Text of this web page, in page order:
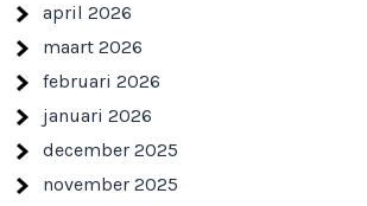
april 2026
maart 2026
februari 2026
januari 2026
december 2025
november 2025